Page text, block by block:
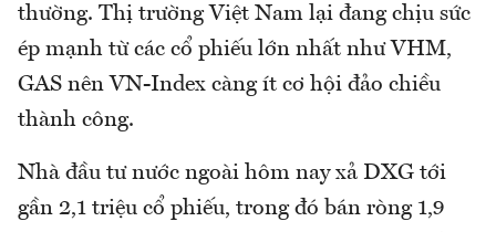
thường. Thị trường Việt Nam lại đang chịu sức
ép mạnh từ các cổ phiếu lớn nhất như VHM,
GAS nên VN-Index càng ít cơ hội đảo chiều
thành công.
Nhà đầu tư nước ngoài hôm nay xả DXG tới
gần 2,1 triệu cổ phiếu, trong đó bán ròng 1,9